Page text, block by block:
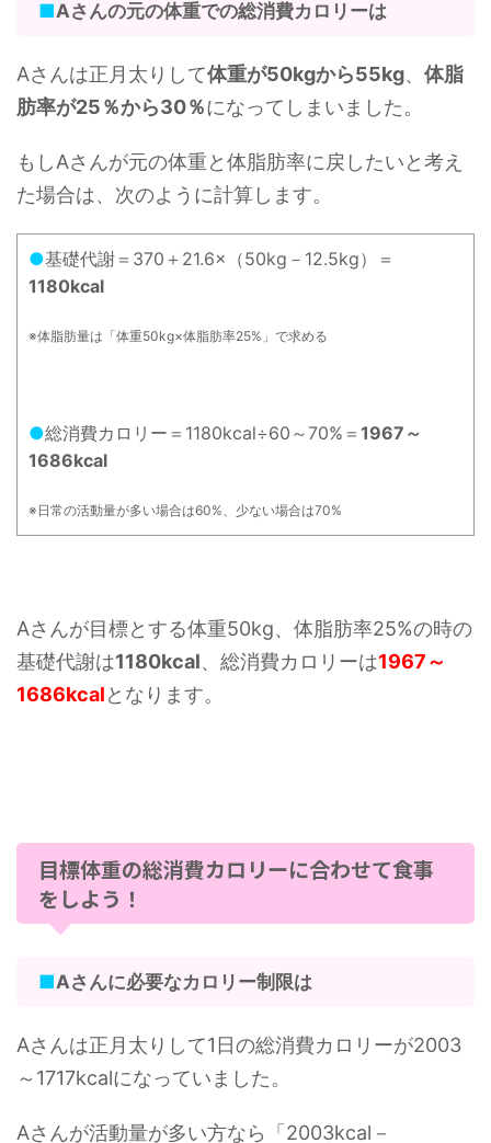
■Aさんの元の体重での総消費カロリーは
Aさんは正月太りして体重が50kgから55kg、 体脂
肪率が25％から30％になってしまいました。
もしAさんが元の体重と体脂肪率に戻したいと考え
た場合は、次のように計算します。
●基礎代謝＝370＋21.6×（50kg－12.5kg）＝
1180kcal
※体脂肪量は「体重50kg×体脂肪率25%」で求める
●総消費カロリー＝1180kcal÷60～70%＝ 1967～
1686kcal
※日常の活動量が多い場合は60%、少ない場合は70%
Aさんが目標とする体重50kg、体脂肪率25%の時の
基礎代謝は1180kcal、総消費カロリーは1967～
1686kcalとなります。
目標体重の総消費カロリーに合わせて食事
をしよう！
■Aさんに必要なカロリー制限は
Aさんは正月太りして1日の総消費カロリーが2003
～1717kcalになっていました。
Aさんが活動量が多い方なら「2003kcal－